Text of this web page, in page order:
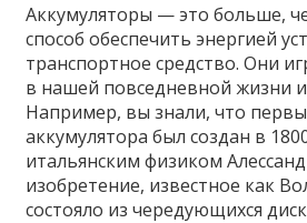
Аккумуляторы — это больше,
способ обеспечить энергией
транспортное средство. Они
в нашей повседневной жизни
Например, вы знали, что
аккумулятора был создан в
итальянским физиком
изобретение, известное как
состояло из чередующихся